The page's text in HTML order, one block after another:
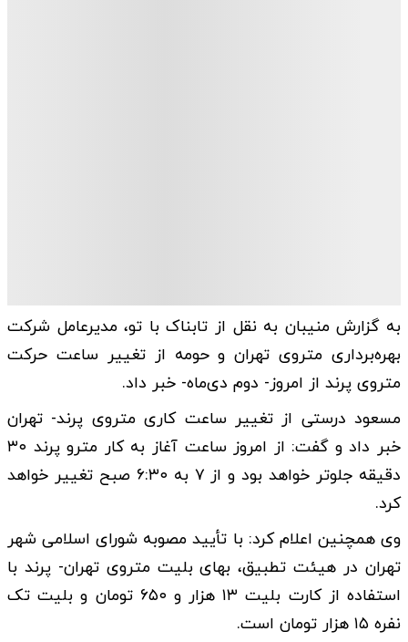
به گزارش منیبان به نقل از تابناک با تو، مدیرعامل شرکت
بهره‌برداری متروی تهران و حومه از تغییر ساعت حرکت
متروی پرند از امروز- دوم دی‌‎ماه- خبر داد.
مسعود درستی از تغییر ساعت کاری متروی پرند- تهران
خبر داد و گفت: از امروز ساعت آغاز به کار مترو پرند ۳۰
دقیقه جلوتر خواهد بود و از ۷ به ۶:۳۰ صبح تغییر خواهد
کرد.
وی همچنین اعلام کرد: با تأیید مصوبه شورای اسلامی شهر
تهران در هیئت تطبیق، بهای بلیت متروی تهران- پرند با
استفاده از کارت بلیت ۱۳ هزار و ۶۵۰ تومان و بلیت تک
نفره ۱۵ هزار تومان است.